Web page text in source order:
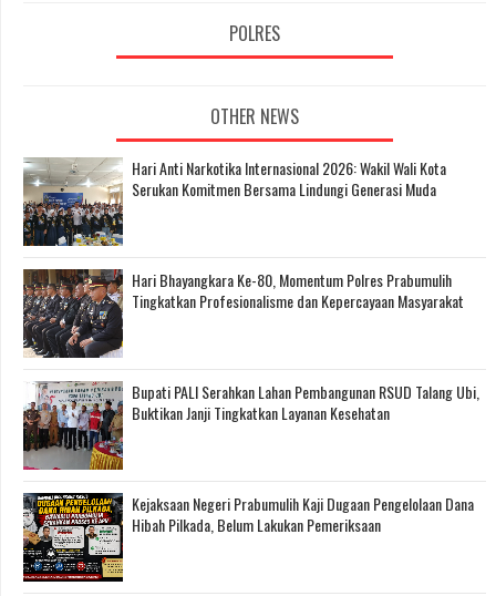
POLRES
OTHER NEWS
Hari Anti Narkotika Internasional 2026: Wakil Wali Kota
Serukan Komitmen Bersama Lindungi Generasi Muda
Hari Bhayangkara Ke-80, Momentum Polres Prabumulih
Tingkatkan Profesionalisme dan Kepercayaan Masyarakat
Bupati PALI Serahkan Lahan Pembangunan RSUD Talang Ubi,
Buktikan Janji Tingkatkan Layanan Kesehatan
Kejaksaan Negeri Prabumulih Kaji Dugaan Pengelolaan Dana
Hibah Pilkada, Belum Lakukan Pemeriksaan